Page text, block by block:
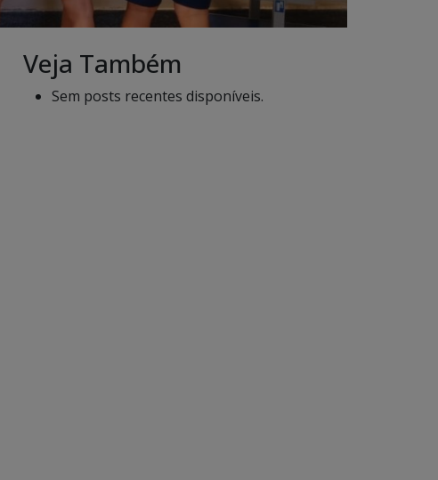
Veja Também
Sem posts recentes disponíveis.